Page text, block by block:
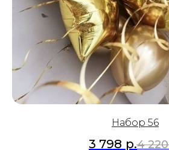
Набор 56
3 798 р.4 220